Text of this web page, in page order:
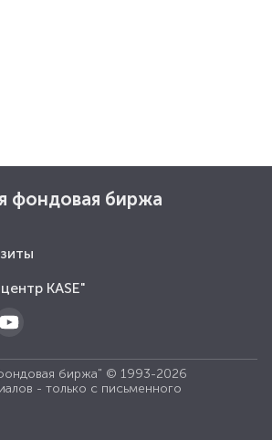
фондовая биржа
KASE"
биржа" © 1993-2026
- только с письменного